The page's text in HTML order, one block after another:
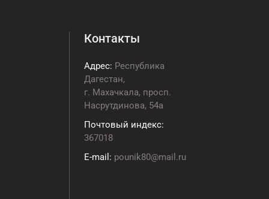
Контакты
Адрес: Республика
Дагестан,
г. Махачкала, просп.
Насрутдинова, 54а
Почтовый индекс:
367018
E-mail: pounik80@mail.ru